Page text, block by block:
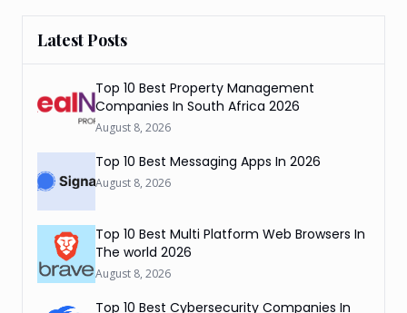
Latest Posts
Top 10 Best Property Management
Companies In South Africa 2026
August 8, 2026
Top 10 Best Messaging Apps In 2026
August 8, 2026
Top 10 Best Multi Platform Web Browsers In
The world 2026
August 8, 2026
Top 10 Best Cybersecurity Companies In